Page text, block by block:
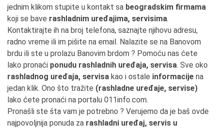
jednim klikom stupite u kontakt sa beogradskim firmama
koji se bave rashladnim uređajima, servisima.
Kontaktirajte ih na broj telefona, saznajte njihovu adresu,
radno vreme ili im pišite na email. Nalazite se na Banovom
brdu ili ste u prolazu Banovim brdom ? Pomoću nas ćete
lako pronaći ponudu rashladnih uređaja, servisa. Sve oko
rashladnog uređaja, servisa kao i ostale informacije na
jedan klik. Ono što tražite (rashladne uređaje, servise)
lako ćete pronaći na portalu 011info.com.
Pronašli ste šta vam je potrebno ? Verujemo da je baš ovde
najpovoljnija ponuda za rashladni uređaj, servis u